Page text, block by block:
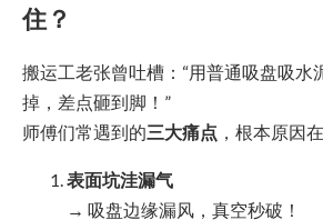
住？
搬运工老张曾吐槽：“用普通吸盘吸水
掉，差点砸到脚！”
师傅们常遇到的三大痛点 ，根本原因
表面坑洼漏气
→ 吸盘边缘漏风，真空秒破！